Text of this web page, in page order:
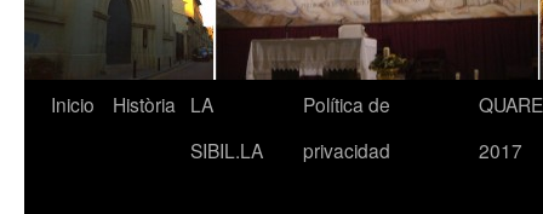
Inicio Història
LA
SIBIL.LA
Política de
privacidad
2017